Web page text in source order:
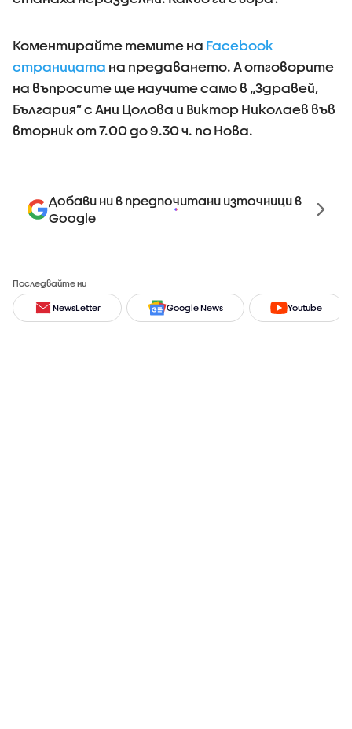
Коментирайте темите на Facebook
страницата на предаването. А отговорите
на въпросите ще научите само в „Здравей,
България” с Ани Цолова и Виктор Николаев във
вторник от 7.00 до 9.30 ч. по Нова.
Добави ни в предпочитани източници в
Google
Последвайте ни
NewsLetter Google News Youtube